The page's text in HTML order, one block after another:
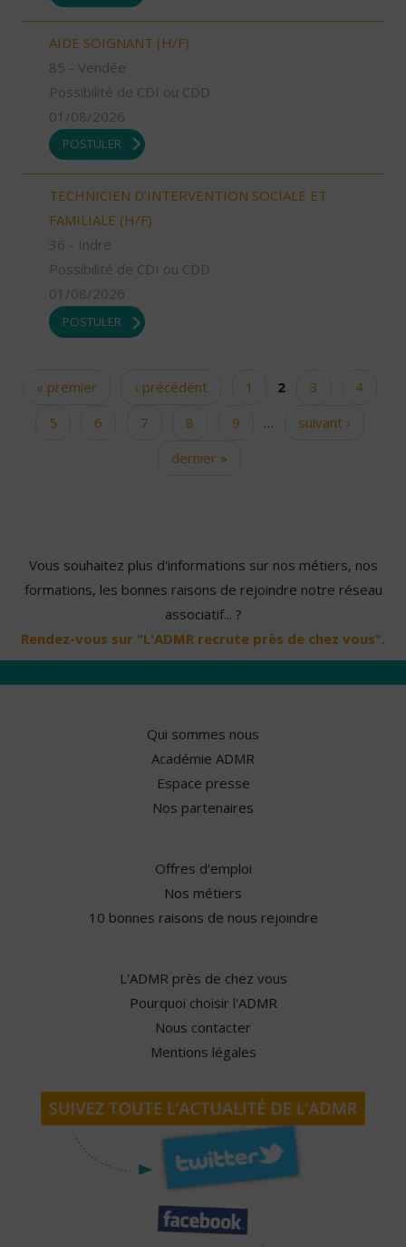
AIDE SOIGNANT (H/F)
85 - Vendée
Possibilité de CDI ou CDD
01/08/2026
POSTULER
TECHNICIEN D’INTERVENTION SOCIALE ET
FAMILIALE (H/F)
36 - Indre
Possibilité de CDI ou CDD
01/08/2026
POSTULER
Pages« premier ‹ précédent 1 2 3
4
5
6 7 8 9 …
suivant ›
dernier »
Vous souhaitez plus d'informations sur nos métiers, nos
formations, les bonnes raisons de rejoindre notre réseau
associatif... ?
Rendez-vous sur "L'ADMR recrute près de chez vous".
Qui sommes nous
Académie ADMR
Espace presse
Nos partenaires
Offres d'emploi
Nos métiers
10 bonnes raisons de nous rejoindre
L'ADMR près de chez vous
Pourquoi choisir l'ADMR
Nous contacter
Mentions légales